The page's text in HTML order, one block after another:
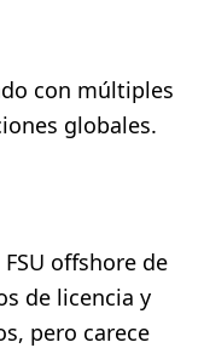
con múltiples
globales.
offshore de
de licencia y
pero carece